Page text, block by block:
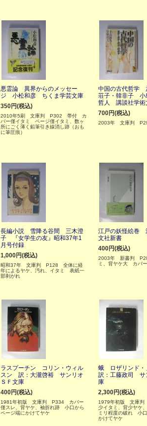
悪霊論 異界からのメッセー
ジ 小松和彦 ちくま学芸文庫
350円(税込)
2010年5刷 文庫判 P302 帯付 カ
バー僅イタミ ページ僅イタミ、数ヶ
所にごく薄く鉛筆引き線消し跡（おも
に筆圧痕）
中国の古代哲学
荘子・韓非子 小
哲人 講談社学術
700円(税込)
2003年 文庫判
長編小説 雪降る谷間 三木澄
子 『女学生の友』昭和37年1
月号付録
1,000円(税込)
昭和37年 文庫判 P128 全体に経
年によるヤケ、汚れ、イタミ 表紙一
部剥がれ
江戸の妖怪絵巻
文社新書
400円(税込)
2003年 新書判
ミ、背ヤケ大 カバー
ラスプーチン コリン・ウィル
スン 訳：大瀧啓裕 サンリオ
ＳＦ文庫
400円(税込)
1981年初版 文庫判 P334 カバー
僅スレ、背ヤケ、袖折れ跡 小口から
ページ端にかけてヤケ
蛾 ロザリンド・
訳：工藤政司 サ
庫
2,300円(税込)
1979年初版 文庫
少イタミ、背少ヤケ
ミリ程度の破れ 小
かけてヤケ